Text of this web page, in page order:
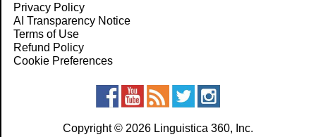
Privacy Policy
AI Transparency Notice
Terms of Use
Refund Policy
Cookie Preferences
Copyright © 2026 Linguistica 360, Inc.